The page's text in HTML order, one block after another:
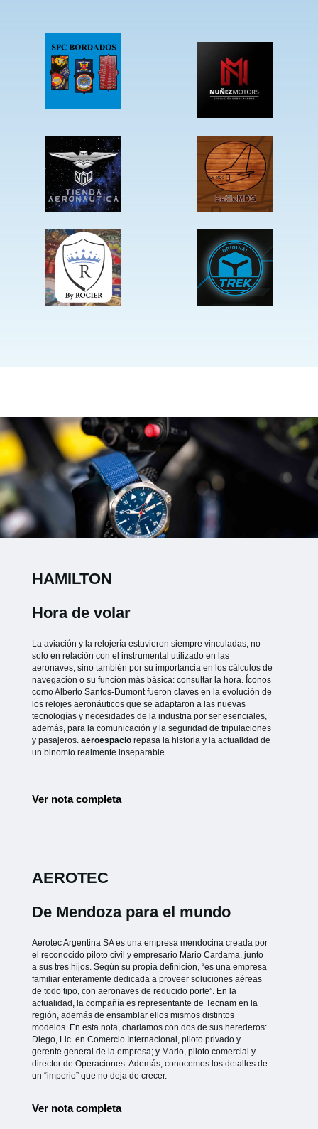
HAMILTON
Hora de volar
La aviación y la relojería estuvieron siempre vinculadas, no
solo en relación con el instrumental utilizado en las
aeronaves, sino también por su importancia en los cálculos de
navegación o su función más básica: consultar la hora. Íconos
como Alberto Santos-Dumont fueron claves en la evolución de
los relojes aeronáuticos que se adaptaron a las nuevas
tecnologías y necesidades de la industria por ser esenciales,
además, para la comunicación y la seguridad de tripulaciones
y pasajeros. aeroespacio repasa la historia y la actualidad de
un binomio realmente inseparable.
Ver nota completa
AEROTEC
De Mendoza para el mundo
Aerotec Argentina SA es una empresa mendocina creada por
el reconocido piloto civil y empresario Mario Cardama, junto
a sus tres hijos. Según su propia definición, “es una empresa
familiar enteramente dedicada a proveer soluciones aéreas
de todo tipo, con aeronaves de reducido porte”. En la
actualidad, la compañía es representante de Tecnam en la
región, además de ensamblar ellos mismos distintos
modelos. En esta nota, charlamos con dos de sus herederos:
Diego, Lic. en Comercio Internacional, piloto privado y
gerente general de la empresa; y Mario, piloto comercial y
director de Operaciones. Además, conocemos los detalles de
un “imperio” que no deja de crecer.
Ver nota completa